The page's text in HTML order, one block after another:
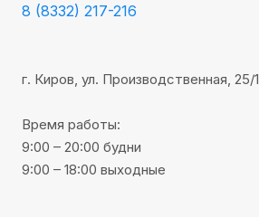
8 (8332) 217-216
г. Киров, ул. Производственная, 25/1
Время работы:
9:00 – 20:00 будни
9:00 – 18:00 выходные